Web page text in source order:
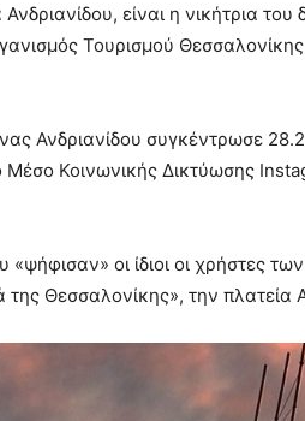
είναι η νικήτρια
Τουρισμού
Ανδριανίδου συγκέντρωσε
Κοινωνικής Δικτύωσης
οι ίδιοι οι χρήστες
Θεσσαλονίκης», την πλατεία